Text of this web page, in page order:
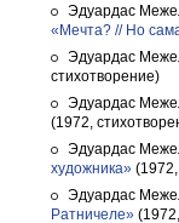
Эдуардас
«Мечта? // Но
Эдуардас
стихотворение)
Эдуардас
(1972,
Эдуардас
художника»
Эдуардас
Ратничеле»